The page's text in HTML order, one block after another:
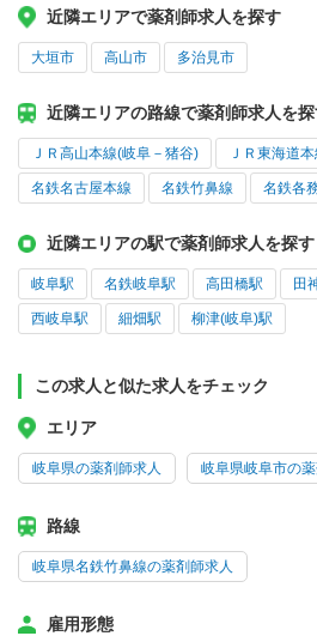
近隣エリアで薬剤師求人を探す
大垣市 高山市 多治見市
近隣エリアの路線で薬剤師求人を
ＪＲ高山本線(岐阜－猪谷) ＪＲ東海道
名鉄名古屋本線 名鉄竹鼻線 名鉄各
近隣エリアの駅で薬剤師求人を探す
岐阜駅 名鉄岐阜駅 高田橋駅 田
西岐阜駅 細畑駅 柳津(岐阜)駅
この求人と似た求人をチェック
エリア
岐阜県の薬剤師求人 岐阜県岐阜市の
路線
岐阜県名鉄竹鼻線の薬剤師求人
雇用形態